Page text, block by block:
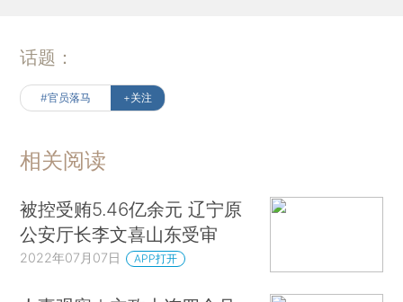
话题：
#官员落马 +关注
相关阅读
被控受贿5.46亿余元 辽宁原
公安厅长李文喜山东受审
2022年07月07日 APP打开